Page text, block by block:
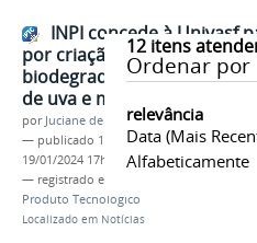
12itens
Ordenar por
relevância
Data (mais
Alfabeticamente
INPI concede à Univasf
por criação de plástico filme
biodegradável à base de
de uva e moringa
por Juciane de Jesus Aleixo
— publicado 19/01/2024 —última
19/01/2024 17h30
— registrado em:
Produto Tecnológico
Localizado em Notícias